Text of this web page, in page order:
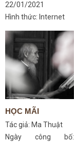
22/01/2021
Hình thức: Internet
HỌC MÃI
Tác giả: Ma Thuật
Ngày công bố: